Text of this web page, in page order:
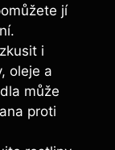
jí
i
oleje a
může
proti